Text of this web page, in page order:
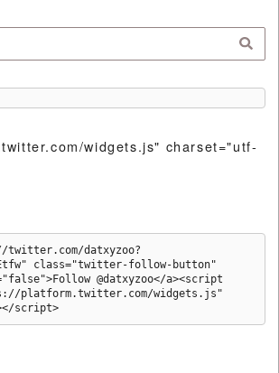
widgets.js" charset="utf-
datxyzoo?
class="twitter-follow-button"
@datxyzoo</a><script
platform.twitter.com/widgets.js"
script>